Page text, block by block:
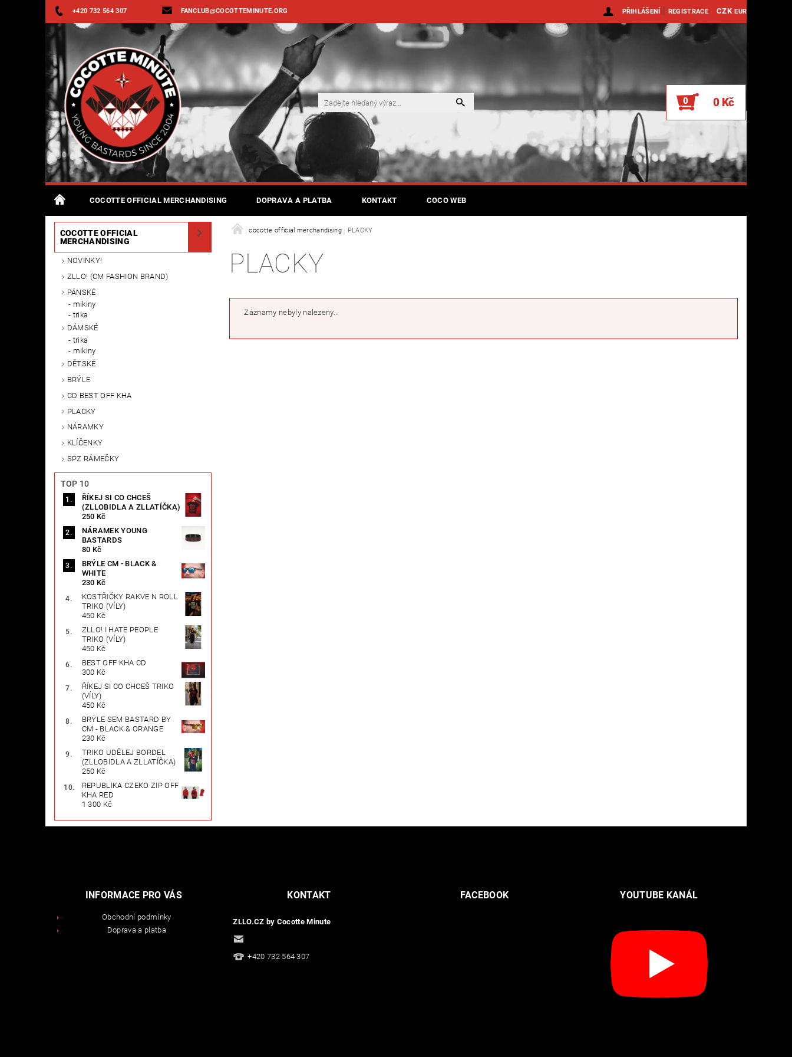
+420 732 564 307 FANCLUB@COCOTTEMINUTE.ORG CZK EUR
PŘIHLÁŠENÍ | REGISTRACE
0 0 Kč
COCOTTE OFFICIAL MERCHANDISING DOPRAVA A PLATBA KONTAKT COCO WEB
COCOTTE OFFICIAL
MERCHANDISING
NOVINKY!
ZLLO! (CM FASHION BRAND)
PÁNSKÉ
mikiny
trika
DÁMSKÉ
trika
mikiny
DĚTSKÉ
BRÝLE
CD BEST OFF KHA
PLACKY
NÁRAMKY
KLÍČENKY
SPZ RÁMEČKY
TOP 10
ŘÍKEJ SI CO CHCEŠ
(ZLLOBIDLA A ZLLATÍČKA)
250 Kč
NÁRAMEK YOUNG
BASTARDS
80 Kč
BRÝLE CM - BLACK &
WHITE
230 Kč
KOSTŘIČKY RAKVE N ROLL
TRIKO (VÍLY)
450 Kč
ZLLO! I HATE PEOPLE
TRIKO (VÍLY)
450 Kč
BEST OFF KHA CD
300 Kč
ŘÍKEJ SI CO CHCEŠ TRIKO
(VÍLY)
450 Kč
BRÝLE SEM BASTARD BY
CM - BLACK & ORANGE
230 Kč
TRIKO UDĚLEJ BORDEL
(ZLLOBIDLA A ZLLATÍČKA)
250 Kč
REPUBLIKA CZEKO ZIP OFF
KHA RED
1 300 Kč
cocotte official merchandising PLACKY
PLACKY
Záznamy nebyly nalezeny...
INFORMACE PRO VÁS
Obchodní podmínky
Doprava a platba
KONTAKT
ZLLO.CZ by Cocotte Minute
+420 732 564 307
FACEBOOK YOUTUBE KANÁL